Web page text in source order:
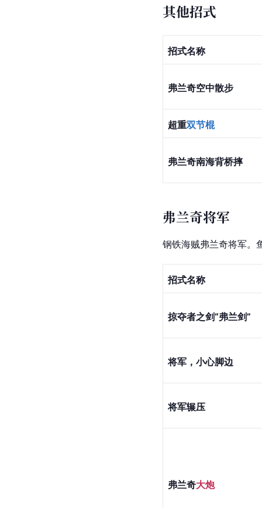
其他招式
招式名称
弗兰奇空中散步
超重双节棍
弗兰奇南海背桥摔
弗兰奇将军
钢铁海贼弗兰奇将军。
招式名称
掠夺者之剑“弗兰剑”
将军，小心脚边
将军辗压
弗兰奇大炮